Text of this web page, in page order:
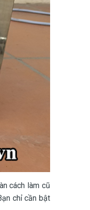
cách làm cũ
chỉ cần bật